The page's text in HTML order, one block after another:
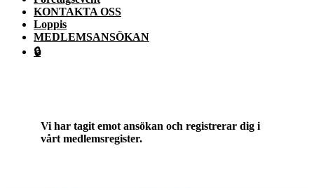
KONTAKTA OSS
Loppis
MEDLEMSANSÖKAN
🔒
Vi har tagit emot ansökan och registrerar dig i
vårt medlemsregister.